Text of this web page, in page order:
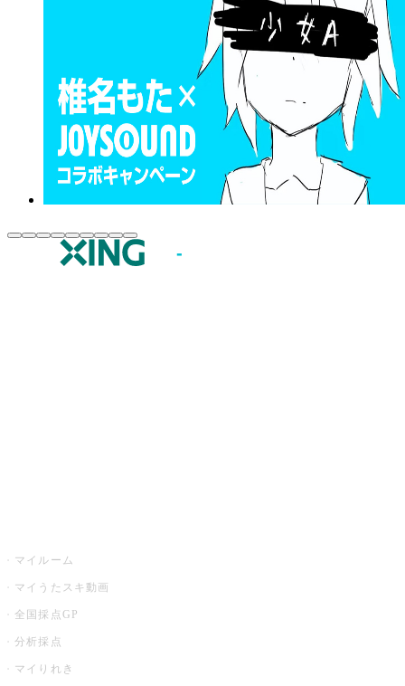
マイルーム
マイうたスキ動画
全国採点GP
分析採点
マイりれき